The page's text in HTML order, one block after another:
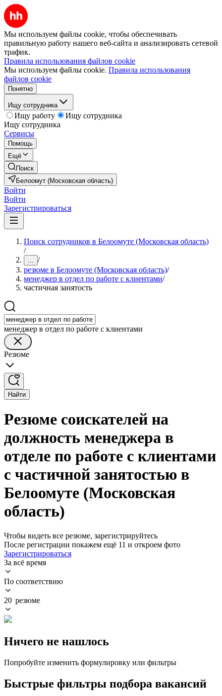
Мы используем файлы cookie, чтобы обеспечивать
правильную работу нашего веб-сайта и анализировать сетевой
трафик.
Правила использования файлов cookie
Мы используем файлы cookie. Правила использования
файлов cookie
Понятно
Ищу сотрудника
Ищу работу
Ищу сотрудника
Ищу сотрудника
Сервисы
Помощь
Ещё
Поиск
Белоомут (Московская область)
Войти
Войти
Зарегистрироваться
Поиск сотрудников в Белоомуте (Московская область)
/
... /
резюме в Белоомуте (Московская область)/
менеджер в отдел по работе с клиентами/
частичная занятость
менеджер в отдел по работе с клиентами
Резюме
Найти
Резюме соискателей на
должность менеджера в
отделе по работе с клиентами
с частичной занятостью в
Белоомуте (Московская
область)
Чтобы видеть все резюме, зарегистрируйтесь
После регистрации покажем ещё 11 и откроем фото
Зарегистрироваться
За всё время
По соответствию
20 резюме
Ничего не нашлось
Попробуйте изменить формулировку или фильтры
Быстрые фильтры подбора вакансий